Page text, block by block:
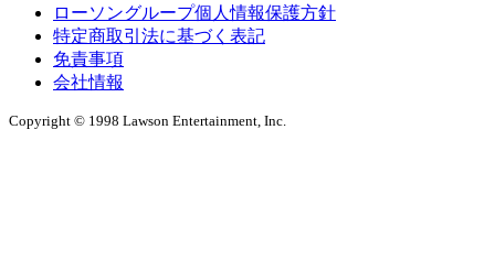
ローソングループ個人情報保護方針
特定商取引法に基づく表記
免責事項
会社情報
Copyright © 1998 Lawson Entertainment, Inc.